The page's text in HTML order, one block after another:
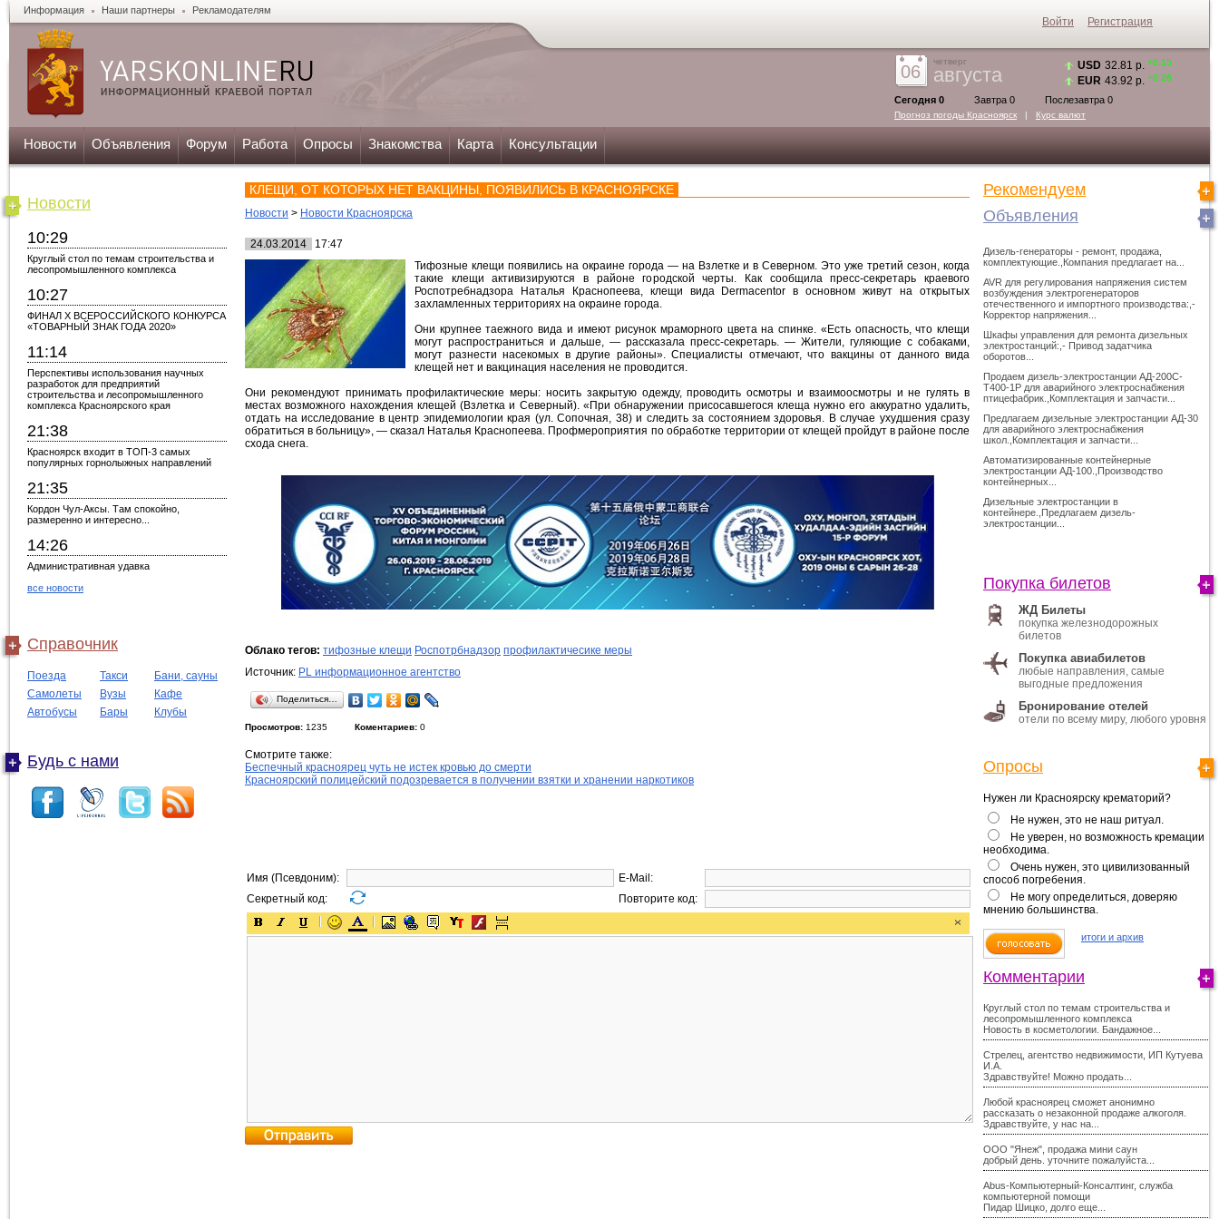
Информация Наши партнеры Рекламодателям
06
четверг
августа
Сегодня 0 Завтра 0 Послезавтра 0
Прогноз погоды Красноярск | Курс валют
USD 32.81 р. +0.15
EUR 43.92 р. +0.26
Новости Объявления Форум Работа Опросы Знакомства Карта Консультации
Новости
10:29
Круглый стол по темам строительства и
лесопромышленного комплекса
10:27
ФИНАЛ X ВСЕРОССИЙСКОГО КОНКУРСА
«ТОВАРНЫЙ ЗНАК ГОДА 2020»
11:14
Перспективы использования научных
разработок для предприятий
строительства и лесопромышленного
комплекса Красноярского края
21:38
Красноярск входит в ТОП-3 самых
популярных горнолыжных направлений
21:35
Кордон Чул-Аксы. Там спокойно,
размеренно и интересно...
14:26
Административная удавка
все новости
Справочник
Поезда Такси
Бани, сауны
Самолеты
Вузы
Кафе
Автобусы
Бары Клубы
Будь с нами
КЛЕЩИ, ОТ КОТОРЫХ НЕТ ВАКЦИНЫ, ПОЯВИЛИСЬ В КРАСНОЯРСКЕ
Новости > Новости Красноярска
24.03.2014
17:47
Тифозные клещи появились на окраине города — на Взлетке и в Северном. Это уже третий сезон, когда
такие клещи активизируются в районе городской черты. Как сообщила пресс-секретарь краевого
Роспотребнадзора Наталья Краснопеева, клещи вида Dermacentor в основном живут на открытых
захламленных территориях на окраине города.
Они крупнее таежного вида и имеют рисунок мраморного цвета на спинке. «Есть опасность, что клещи
могут распространиться и дальше, — рассказала пресс-секретарь. — Жители, гуляющие с собаками,
могут разнести насекомых в другие районы». Специалисты отмечают, что вакцины от данного вида
клещей нет и вакцинация населения не проводится.
Они рекомендуют принимать профилактические меры: носить закрытую одежду, проводить осмотры и взаимоосмотры и не гулять в
местах возможного нахождения клещей (Взлетка и Северный). «При обнаружении присосавшегося клеща нужно его аккуратно удалить,
отдать на исследование в центр эпидемиологии края (ул. Сопочная, 38) и следить за состоянием здоровья. В случае ухудшения сразу
обратиться в больницу», — сказал Наталья Краснопеева. Профмероприятия по обработке территории от клещей пройдут в районе после
схода снега.
Облако тегов: тифозные клещи Роспотрбнадзор профилактичесике меры
Источник: PL информационное агентство
Поделиться…
Просмотров: 1235 Коментариев: 0
Смотрите также:
Беспечный красноярец чуть не истек кровью до смерти
Красноярский полицейский подозревается в получении взятки и хранении наркотиков
Имя (Псевдоним):
E-Mail:
Секретный код:
Повторите код:
Рекомендуем
Объявления
Дизель-генераторы - ремонт, продажа,
комплектующие.,Компания предлагает на...
AVR для регулирования напряжения систем
возбуждения электрогенераторов
отечественного и импортного производства:,-
Корректор напряжения...
Шкафы управления для ремонта дизельных
электростанций:,- Привод задатчика
оборотов...
Продаем дизель-электростанции АД-200С-
Т400-1Р для аварийного электроснабжения
птицефабрик.,Комплектация и запчасти...
Предлагаем дизельные электростанции АД-30
для аварийного электроснабжения
школ.,Комплектация и запчасти...
Автоматизированные контейнерные
электростанции АД-100.,Производство
контейнерных...
Дизельные электростанции в
контейнере.,Предлагаем дизель-
электростанции...
Покупка билетов
ЖД Билеты
покупка железнодорожных
билетов
Покупка авиабилетов
любые направления, самые
выгодные предложения
Бронирование отелей
отели по всему миру, любого уровня
Опросы
Нужен ли Красноярску крематорий?
Не нужен, это не наш ритуал.
Не уверен, но возможность кремации
необходима.
Очень нужен, это цивилизованный
способ погребения.
Не могу определиться, доверяю
мнению большинства.
итоги и архив
Комментарии
Круглый стол по темам строительства и
лесопромышленного комплекса
Новость в косметологии. Бандажное...
Стрелец, агентство недвижимости, ИП Кутуева
И.А.
Здравствуйте! Можно продать...
Любой красноярец сможет анонимно
рассказать о незаконной продаже алкоголя.
Здравствуйте, у нас на...
ООО "Янеж", продажа мини саун
добрый день. уточните пожалуйста...
Abus-Компьютерный-Консалтинг, служба
компьютерной помощи
Пидар Шицко, долго еще...
Войти Регистрация